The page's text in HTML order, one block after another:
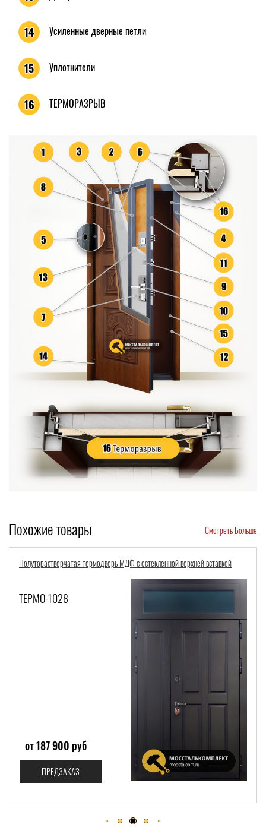
14 Усиленные дверные петли
15 Уплотнители
16 ТЕРМОРАЗРЫВ
Похожие товары Смотреть Больше
Полуторастворчатая термодверь МДФ с остекленной верхней вставкой
ТЕРМО-1028
от 187 900 руб
ПРЕДЗАКАЗ